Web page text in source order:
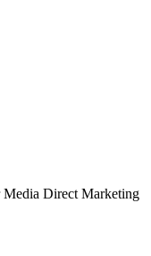
Media Direct Marketing